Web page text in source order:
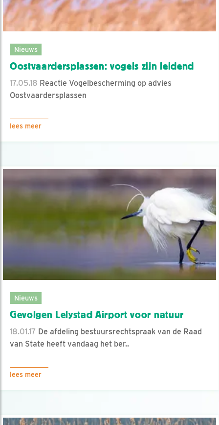
Nieuws
Oostvaardersplassen: vogels zijn leidend
17.05.18 Reactie Vogelbescherming op advies
Oostvaardersplassen
lees meer
Nieuws
Gevolgen Lelystad Airport voor natuur
18.01.17 De afdeling bestuursrechtspraak van de Raad
van State heeft vandaag het ber..
lees meer